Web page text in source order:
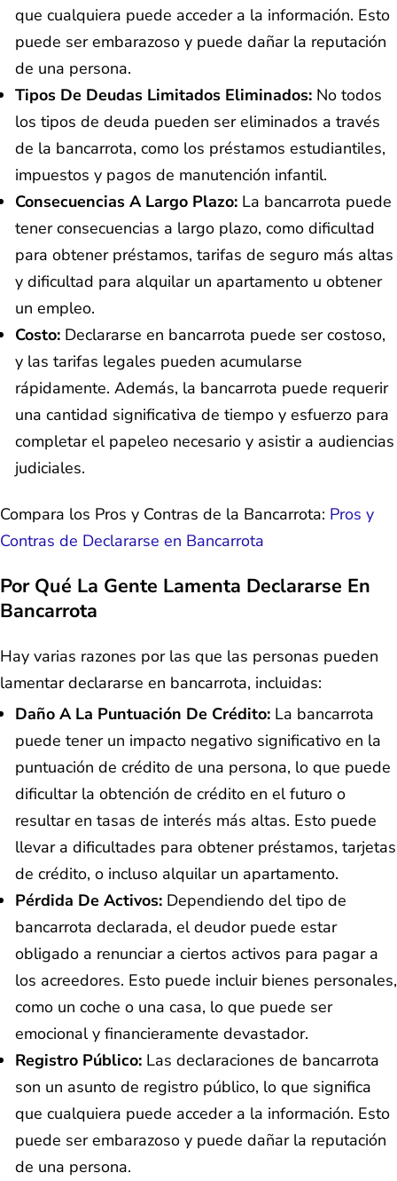
que cualquiera puede acceder a la información. Esto
puede ser embarazoso y puede dañar la reputación
de una persona.
Tipos De Deudas Limitados Eliminados: No todos
los tipos de deuda pueden ser eliminados a través
de la bancarrota, como los préstamos estudiantiles,
impuestos y pagos de manutención infantil.
Consecuencias A Largo Plazo: La bancarrota puede
tener consecuencias a largo plazo, como dificultad
para obtener préstamos, tarifas de seguro más altas
y dificultad para alquilar un apartamento u obtener
un empleo.
Costo: Declararse en bancarrota puede ser costoso,
y las tarifas legales pueden acumularse
rápidamente. Además, la bancarrota puede requerir
una cantidad significativa de tiempo y esfuerzo para
completar el papeleo necesario y asistir a audiencias
judiciales.
Compara los Pros y Contras de la Bancarrota: Pros y
Contras de Declararse en Bancarrota
Por Qué La Gente Lamenta Declararse En
Bancarrota
Hay varias razones por las que las personas pueden
lamentar declararse en bancarrota, incluidas:
Daño A La Puntuación De Crédito: La bancarrota
puede tener un impacto negativo significativo en la
puntuación de crédito de una persona, lo que puede
dificultar la obtención de crédito en el futuro o
resultar en tasas de interés más altas. Esto puede
llevar a dificultades para obtener préstamos, tarjetas
de crédito, o incluso alquilar un apartamento.
Pérdida De Activos: Dependiendo del tipo de
bancarrota declarada, el deudor puede estar
obligado a renunciar a ciertos activos para pagar a
los acreedores. Esto puede incluir bienes personales,
como un coche o una casa, lo que puede ser
emocional y financieramente devastador.
Registro Público: Las declaraciones de bancarrota
son un asunto de registro público, lo que significa
que cualquiera puede acceder a la información. Esto
puede ser embarazoso y puede dañar la reputación
de una persona.